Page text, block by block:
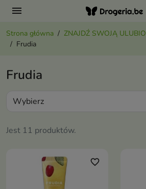
menu
Strona główna ZNAJDŹ SWOJĄ
Frudia
Frudia
Jest 11 produktów.
Wybierz
favorite_border